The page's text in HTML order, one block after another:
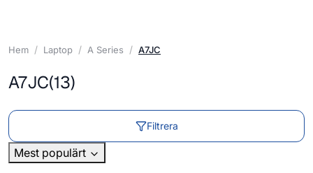
Hem Laptop A Series A7JC
A7JC(13)
Filtrera
Mest populärt